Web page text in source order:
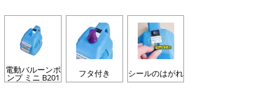
電動バルーンポ
ンプ ミニ B201 フタ付き シールのはがれ